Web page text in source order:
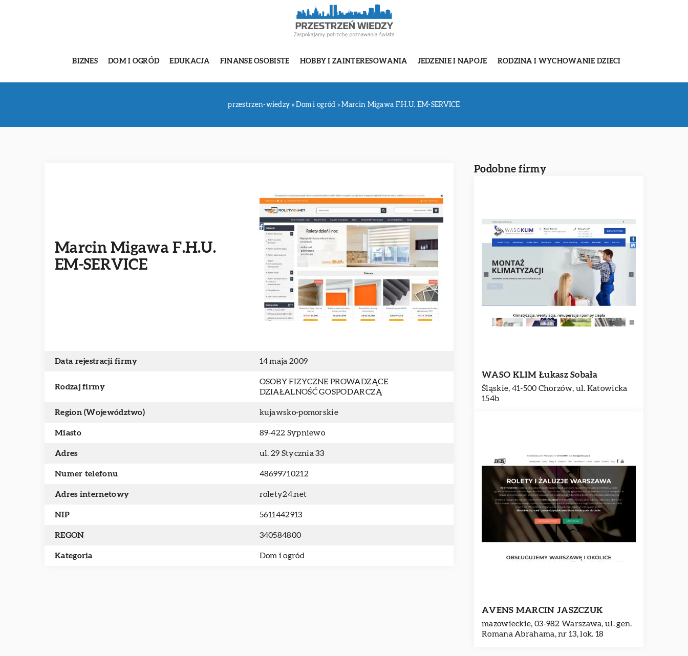
BIZNES DOM I OGRÓD EDUKACJA FINANSE OSOBISTE HOBBY I ZAINTERESOWANIA JEDZENIE I NAPOJE RODZINA I WYCHOWANIE DZIECI
przestrzen-wiedzy »Dom i ogród »Marcin Migawa F.H.U. EM-SERVICE
Marcin Migawa F.H.U.
EM-SERVICE
Data rejestracji firmy 14 maja 2009
Rodzaj firmy
OSOBY FIZYCZNE PROWADZĄCE
DZIAŁALNOŚĆ GOSPODARCZĄ
Region (Województwo) kujawsko-pomorskie
Miasto 89-422 Sypniewo
Adres ul. 29 Stycznia 33
Numer telefonu 48699710212
Adres internetowy rolety24.net
NIP 5611442913
REGON 340584800
Kategoria Dom i ogród
Podobne firmy
WASO KLIM Łukasz Sobała
Śląskie, 41-500 Chorzów, ul. Katowicka
154b
AVENS MARCIN JASZCZUK
mazowieckie, 03-982 Warszawa, ul. gen.
Romana Abrahama, nr 13, lok. 18